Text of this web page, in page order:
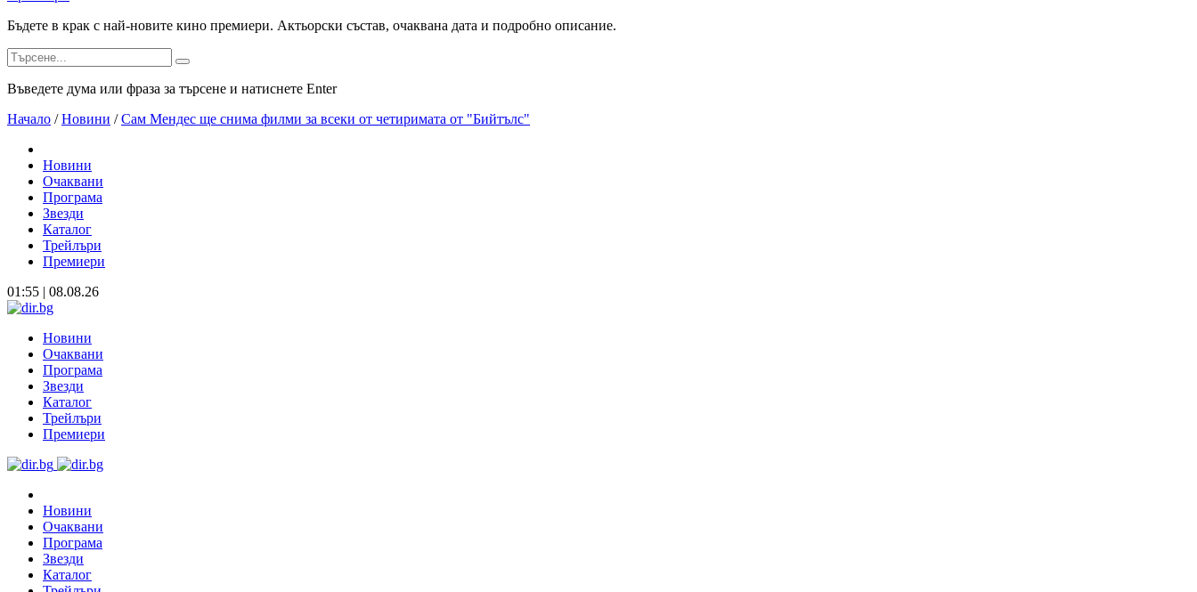
Бъдете в крак с най-новите кино премиери. Актьорски състав, очаквана дата и подробно описание.
Въведете дума или фраза за търсене и натиснете Enter
Начало / Новини / Сам Мендес ще снима филми за всеки от четиримата от "Бийтълс"
Новини
Очаквани
Програма
Звезди
Каталог
Трейлъри
Премиери
01:55 | 08.08.26
Новини
Очаквани
Програма
Звезди
Каталог
Трейлъри
Премиери
Новини
Очаквани
Програма
Звезди
Каталог